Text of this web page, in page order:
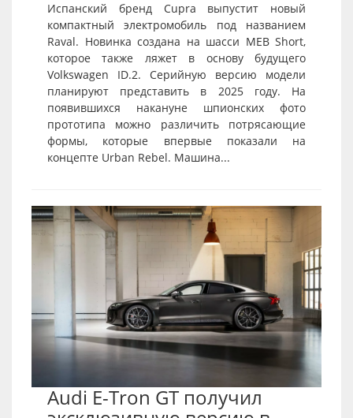
Испанский бренд Cupra выпустит новый
компактный электромобиль под названием
Raval. Новинка создана на шасси MEB Short,
которое также ляжет в основу будущего
Volkswagen ID.2. Серийную версию модели
планируют представить в 2025 году. На
появившихся накануне шпионских фото
прототипа можно различить потрясающие
формы, которые впервые показали на
концепте Urban Rebel. Машина...
Audi E-Tron GT получил